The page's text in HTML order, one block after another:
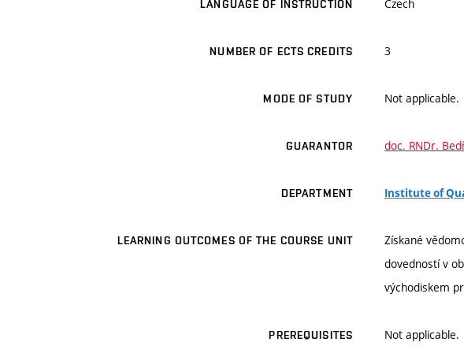
LANGUAGE OF INSTRUCTION Czech
NUMBER OF ECTS CREDITS 3
MODE OF STUDY Not applicable.
GUARANTOR doc. RNDr.
DEPARTMENT Institute of
LEARNING OUTCOMES OF THE COURSE UNIT
Získané
dovedností v
východiskem
PREREQUISITES Not applicable.